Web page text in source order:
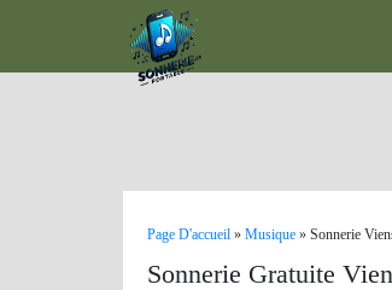
Page D'accueil » Musique » Sonnerie
Sonnerie Gratuite